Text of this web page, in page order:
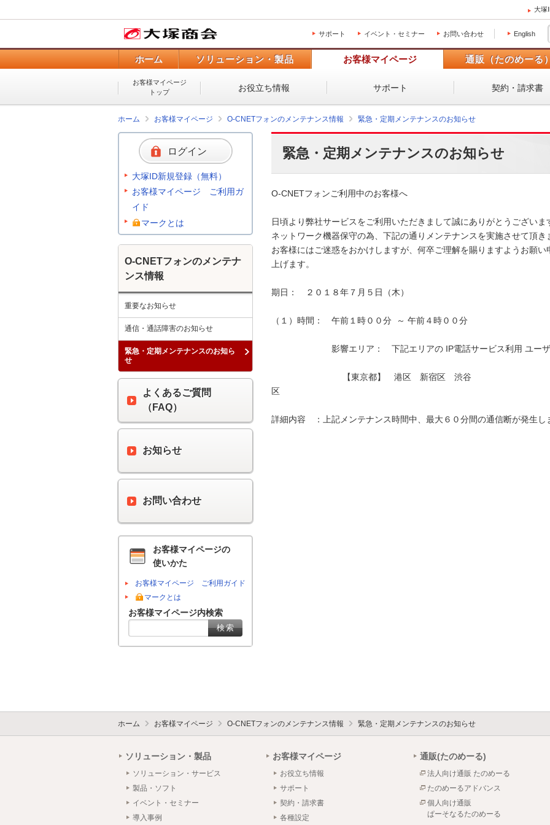
大塚
サポート イベント・セミナー お問い合わせ English
ホーム ソリューション・製品 お客様マイページ 通販（たのめーる）
お客様マイページ
トップ
お役立ち情報 サポート 契約・請求書
ホーム お客様マイページ O-CNETフォンのメンテナンス情報 緊急・定期メンテナンスのお知らせ
緊急・定期メンテナンスのお知らせ
O-CNETフォンご利用中のお客様へ
日頃より弊社サービスをご利用いただきまして誠にありがとうございま
ネットワーク機器保守の為、下記の通りメンテナンスを実施させて頂き
お客様にはご迷惑をおかけしますが、何卒ご理解を賜りますようお願い
上げます。
期日：　２０１８年７月５日（木）
（１）時間：　午前１時００分  ～ 午前４時００分
影響エリア：　下記エリアの IP電話サービス利用 ユー
【東京都】　港区　新宿区　渋谷
詳細内容　：上記メンテナンス時間中、最大６０分間の通信断が発生し
ログイン
大塚ID新規登録（無料）
お客様マイページ ご利用ガ
イド
マークとは
O-CNETフォンのメンテナ
ンス情報
重要なお知らせ
通信・通話障害のお知らせ
緊急・定期メンテナンスのお知ら
せ
よくあるご質問
（FAQ）
お知らせ
お問い合わせ
お客様マイページの
使いかた
お客様マイページ ご利用ガイド
マークとは
お客様マイページ内検索
ホーム お客様マイページ O-CNETフォンのメンテナンス情報 緊急・定期メンテナンスのお知らせ
ソリューション・製品
ソリューション・サービス
製品・ソフト
イベント・セミナー
導入事例
お客様マイページ
お役立ち情報
サポート
契約・請求書
各種設定
通販(たのめーる)
法人向け通販 たのめーる
たのめーるアドバンス
個人向け通販
ぱーそなるたのめーる